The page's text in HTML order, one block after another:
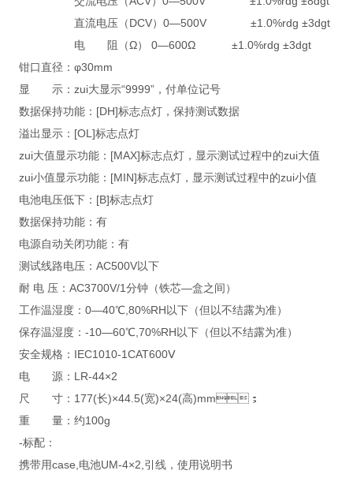
直流电压（DCV）0—500V ±1.0%rdg ±3dgt
电 阻（Ω） 0—600Ω ±1.0%rdg ±3dgt
钳口直径：φ30mm
显 示：zui大显示“9999”，付单位记号
数据保持功能：[DH]标志点灯，保持测试数据
溢出显示：[OL]标志点灯
zui大值显示功能：[MAX]标志点灯，显示测试过程中的zui大值
zui小值显示功能：[MIN]标志点灯，显示测试过程中的zui小值
电池电压低下：[B]标志点灯
数据保持功能：有
电源自动关闭功能：有
测试线路电压：AC500V以下
耐 电 压：AC3700V/1分钟（铁芯—盒之间）
工作温湿度：0—40℃,80%RH以下（但以不结露为准）
保存温湿度：-10—60℃,70%RH以下（但以不结露为准）
安全规格：IEC1010-1CAT600Ⅴ
电 源：LR-44×2
尺 寸：177(长)×44.5(宽)×24(高)mm；
重 量：约100g
-标配：
携带用case,电池UM-4×2,引线，使用说明书